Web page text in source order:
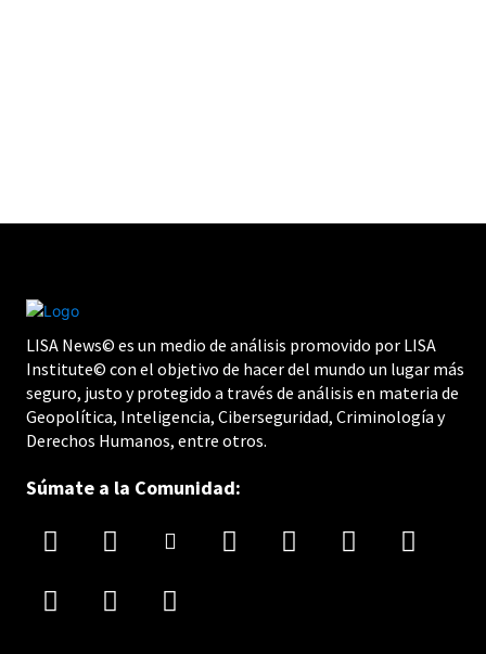
LISA News© es un medio de análisis promovido por LISA
Institute© con el objetivo de hacer del mundo un lugar más
seguro, justo y protegido a través de análisis en materia de
Geopolítica, Inteligencia, Ciberseguridad, Criminología y
Derechos Humanos, entre otros.
Súmate a la Comunidad: